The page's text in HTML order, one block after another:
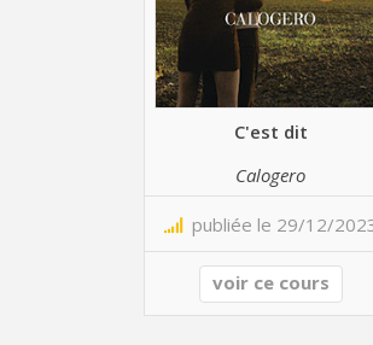
C'est dit
Calogero
publiée le 29/12/
voir ce cours